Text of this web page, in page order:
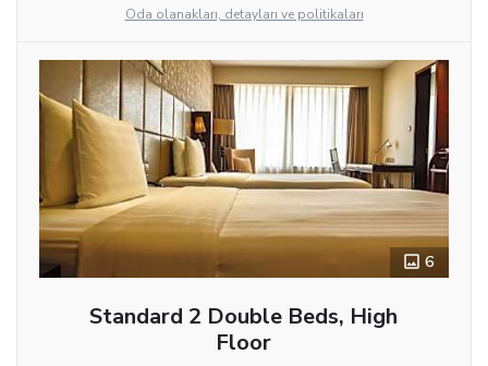
Oda olanakları, detayları ve politikaları
6
Standard 2 Double Beds, High
Floor